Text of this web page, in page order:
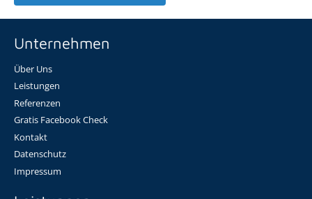
Unternehmen
Über Uns
Leistungen
Referenzen
Gratis Facebook Check
Kontakt
Datenschutz
Impressum